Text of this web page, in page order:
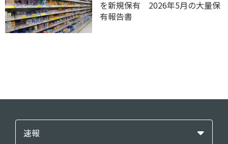
を新規保有 2026年5月の大量保
有報告書
速報